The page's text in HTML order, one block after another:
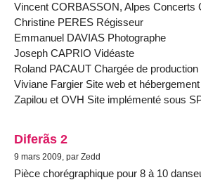
Vincent CORBASSON, Alpes Concerts
Christine PERES Régisseur
Emmanuel DAVIAS Photographe
Joseph CAPRIO Vidéaste
Roland PACAUT Chargée de production
Viviane Fargier Site web et hébergement
Zapilou et OVH Site implémenté sous
Diferãs 2
9 mars 2009, par Zedd
Pièce chorégraphique pour 8 à 10